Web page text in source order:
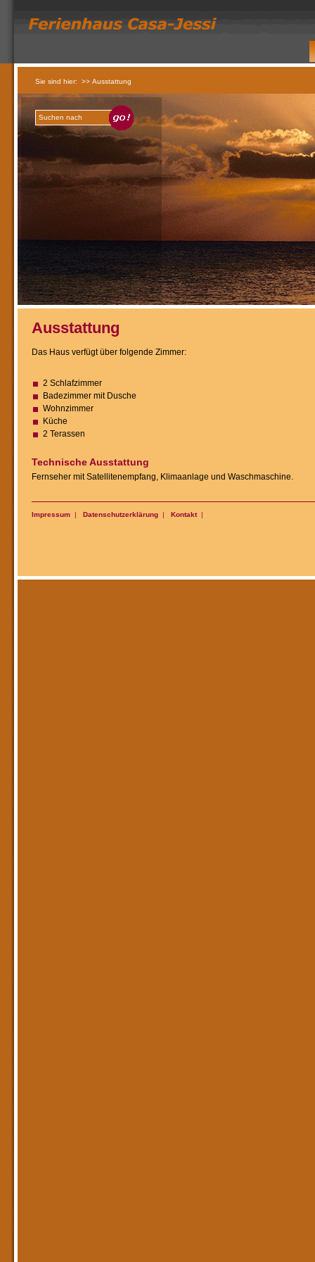
Ausstattung
Das Haus verfügt über folgende Zimmer:
2 Schlafzimmer
Badezimmer mit Dusche
Wohnzimmer
Küche
2 Terassen
Technische Ausstattung
Fernseher mit Satellitenempfang, Klimaanlage und Waschmaschine.
Impressum | Datenschutzerklärung | Kontakt|
Sie sind hier: >> Ausstattung